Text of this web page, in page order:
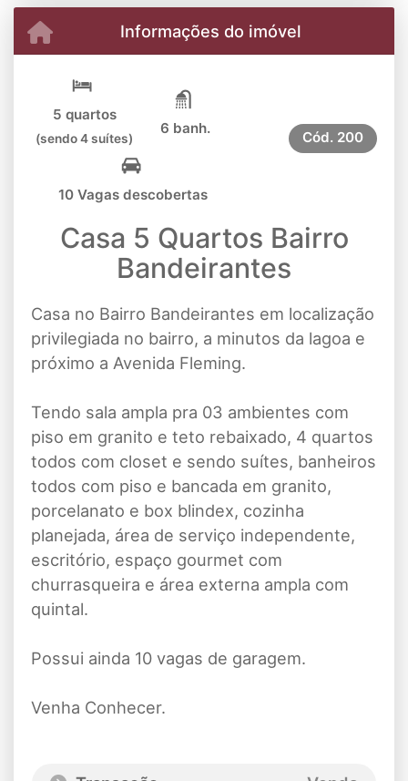
Informações do imóvel
5 quartos
(sendo 4 suítes)
6 banh.
10 Vagas descobertas
Cód. 200
Casa 5 Quartos Bairro
Bandeirantes
Casa no Bairro Bandeirantes em localização
privilegiada no bairro, a minutos da lagoa e
próximo a Avenida Fleming.
Tendo sala ampla pra 03 ambientes com
piso em granito e teto rebaixado, 4 quartos
todos com closet e sendo suítes, banheiros
todos com piso e bancada em granito,
porcelanato e box blindex, cozinha
planejada, área de serviço independente,
escritório, espaço gourmet com
churrasqueira e área externa ampla com
quintal.
Possui ainda 10 vagas de garagem.
Venha Conhecer.